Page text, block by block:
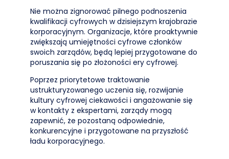
Nie można zignorować pilnego podnoszenia
kwalifikacji cyfrowych w dzisiejszym krajobrazie
korporacyjnym. Organizacje, które proaktywnie
zwiększają umiejętności cyfrowe członków
swoich zarządów, będą lepiej przygotowane do
poruszania się po złożoności ery cyfrowej.
Poprzez priorytetowe traktowanie
ustrukturyzowanego uczenia się, rozwijanie
kultury cyfrowej ciekawości i angażowanie się
w kontakty z ekspertami, zarządy mogą
zapewnić, że pozostaną odpowiednie,
konkurencyjne i przygotowane na przyszłość
ładu korporacyjnego.